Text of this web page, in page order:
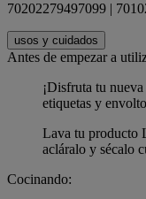
70202279497099 |
usos y cuidados
Antes de empezar a
¡Disfruta tu
etiquetas y
Lava tu producto
acláralo y sécalo
Cocinando: